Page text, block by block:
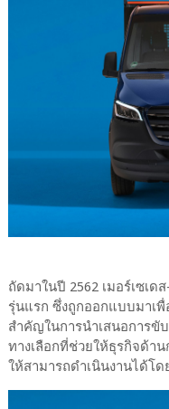
ถัดมาในปี 2562 เมอร์เซเด
รุ่นแรก ซึ่งถูกออกแบบมาเ
สำคัญในการนำเสนอการขั
ทางเลือกที่ช่วยให้ธุรกิจด้า
ให้สามารถดำเนินงานได้โ